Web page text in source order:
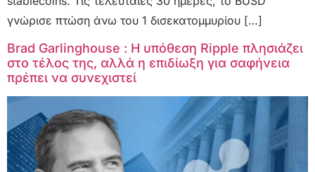
γνώρισε πτώση άνω του 1 δισεκατομμυρίου […]
Brad Garlinghouse : Η υπόθεση Ripple πλησιάζει
στο τέλος της, αλλά η επιδίωξη για σαφήνεια
πρέπει να συνεχιστεί